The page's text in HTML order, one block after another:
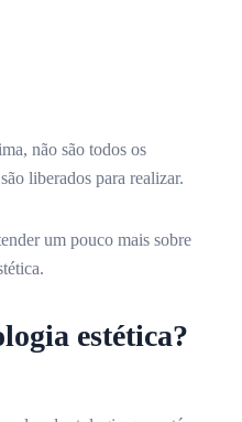
não são todos os
liberados para realizar.
um pouco mais sobre
estética?